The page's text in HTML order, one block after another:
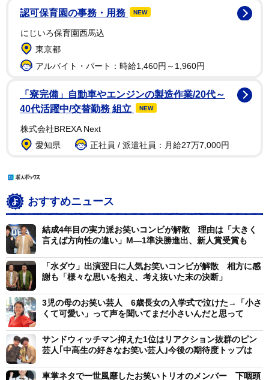
認可保育園の事務・用務 NEW
にじいろ保育園西馬込
東京都
アルバイト・パート：時給1,460円～1,960円
「寮完備」自動車やエンジンの製造作業/20代～
40代活躍中/交替勤務 組立
NEW
株式会社BREXA Next
愛知県
正社員 / 派遣社員：月給27万7,000円
おすすめニュース
結成4年目の実力派お笑いコンビが解散 理由は「大きく
言えば方向性の違い」M―1準決勝進出、新人賞受賞も
「水ダウ」出演翌日に人気お笑いコンビが解散 相方に感
謝も「様々な思いを抱え、考え抜いた末の決断」
3児の母のお笑い芸人 6歳長女の入学式で泣けた→「小さ
くて可愛い」って声を聞いてまだ小さいんだと思って
サンドウィッチマン抑えた1位はリアクション抜群のピン
芸人｢中高生の好きなお笑い芸人｣今後の期待度トップは
車掌ネタで一世風靡したお笑いトリオのメンバー 下咽頭